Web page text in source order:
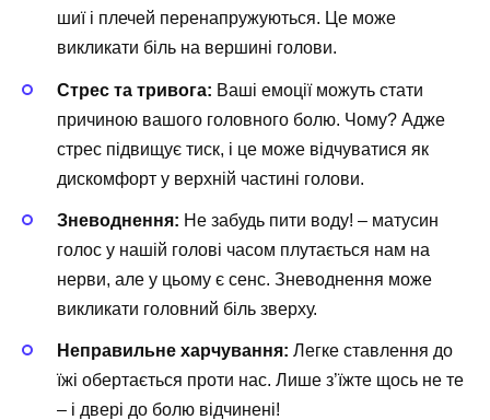
шиї і плечей перенапружуються. Це може
викликати біль на вершині голови.
Стрес та тривога: Ваші емоції можуть стати
причиною вашого головного болю. Чому? Адже
стрес підвищує тиск, і це може відчуватися як
дискомфорт у верхній частині голови.
Зневоднення: Не забудь пити воду! – матусин
голос у нашій голові часом плутається нам на
нерви, але у цьому є сенс. Зневоднення може
викликати головний біль зверху.
Неправильне харчування: Легке ставлення до
їжі обертається проти нас. Лише з’їжте щось не те
– і двері до болю відчинені!